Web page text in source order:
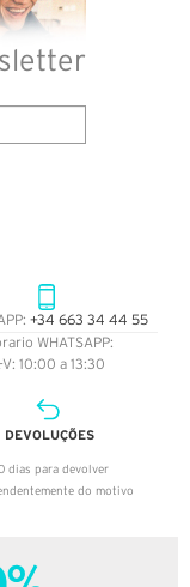
+34 663 34 44 55
WHATSAPP:
L-V: 10:00 a 13:30
DEVOLUÇÕES
dias para devolver
do motivo